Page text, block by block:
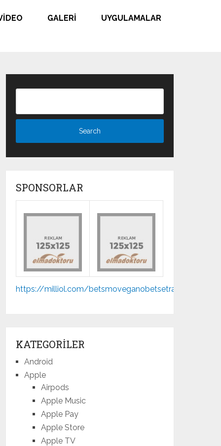
GALERI UYGULAMALAR
SPONSORLAR
Mp3
https://milliol.com/betsmoveganobetsetrabet
KATEGORILER
Android
Apple
Airpods
Apple Music
Apple Pay
Apple Store
Apple TV